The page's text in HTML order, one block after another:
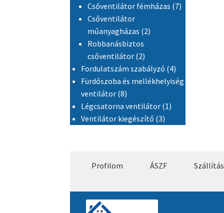
Csőventilátor fémházas 77 termék
Csőventilátor
műanyagházas 22 termék
Robbanásbiztos
csőventilátor 22 termék
Fordulatszám szabályzó 44 termék
Fürdőszoba és mellékhelyiség
ventilátor 88 termék
Légcsatorna ventilátor 11 termék
Ventilátor kiegészítő 33 termék
Profilom ÁSZF Szállítás